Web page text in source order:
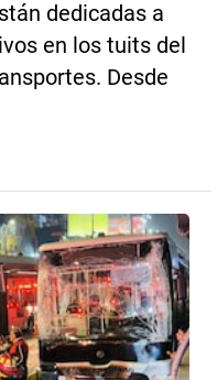
dedicadas a
en los tuits del
Desde